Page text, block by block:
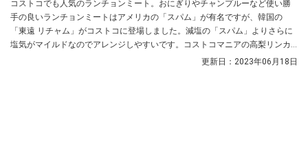
コストコでも人気のランチョンミート。おにぎりやチャンプルーなど使い勝
手の良いランチョンミートはアメリカの「スパム」が有名ですが、韓国の
「東遠 リチャム」がコストコに登場しました。減塩の「スパム」よりさらに
塩気がマイルドなのでアレンジしやすいです。コストコマニアの高梨リンカ
さんに「東遠 リチャム」の味や「スパム」との違い、アレンジレシピについ
更新日： 2023年06月18日